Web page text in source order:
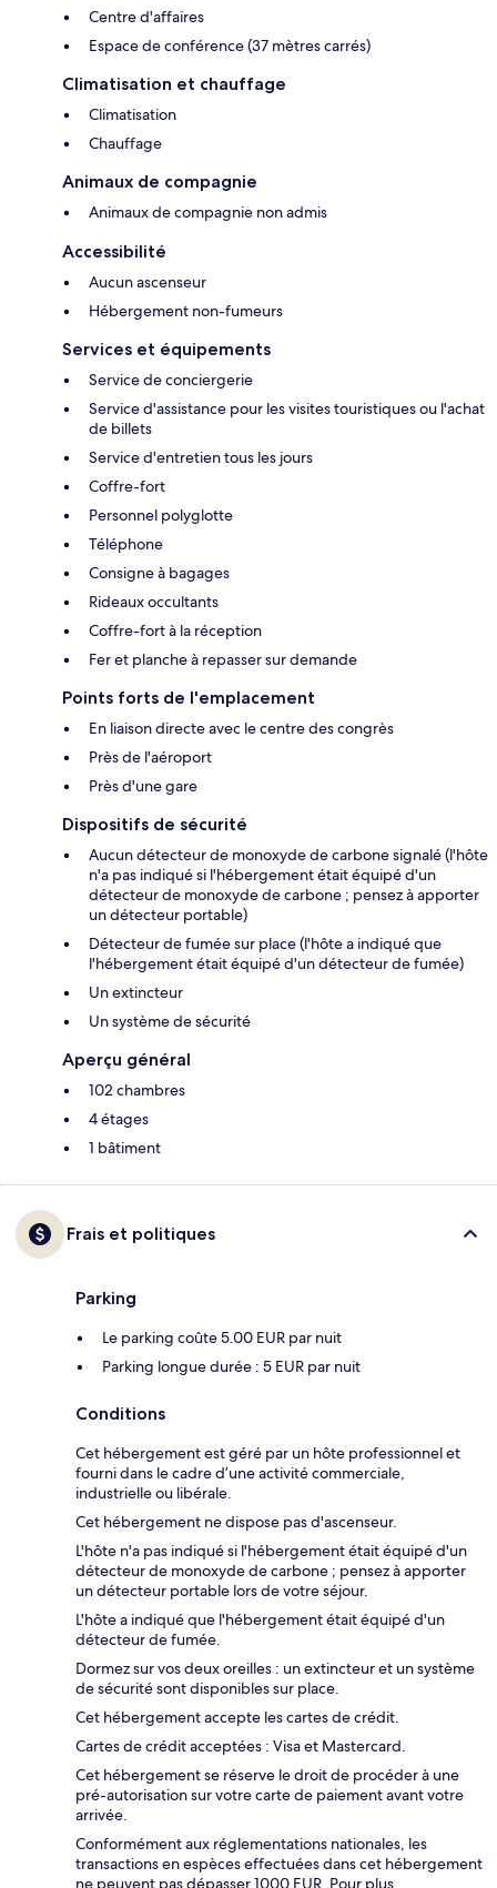
Centre d'affaires
Espace de conférence (37 mètres carrés)
Climatisation et chauffage
Climatisation
Chauffage
Animaux de compagnie
Animaux de compagnie non admis
Accessibilité
Aucun ascenseur
Hébergement non-fumeurs
Services et équipements
Service de conciergerie
Service d'assistance pour les visites touristiques ou l'achat
de billets
Service d'entretien tous les jours
Coffre-fort
Personnel polyglotte
Téléphone
Consigne à bagages
Rideaux occultants
Coffre-fort à la réception
Fer et planche à repasser sur demande
Points forts de l'emplacement
En liaison directe avec le centre des congrès
Près de l'aéroport
Près d'une gare
Dispositifs de sécurité
Aucun détecteur de monoxyde de carbone signalé (l'hôte
n'a pas indiqué si l'hébergement était équipé d'un
détecteur de monoxyde de carbone ; pensez à apporter
un détecteur portable)
Détecteur de fumée sur place (l'hôte a indiqué que
l'hébergement était équipé d'un détecteur de fumée)
Un extincteur
Un système de sécurité
Aperçu général
102 chambres
4 étages
1 bâtiment
Frais et politiques
Parking
Le parking coûte 5.00 EUR par nuit
Parking longue durée : 5 EUR par nuit
Conditions
Cet hébergement est géré par un hôte professionnel et
fourni dans le cadre d’une activité commerciale,
industrielle ou libérale.
Cet hébergement ne dispose pas d'ascenseur.
L'hôte n'a pas indiqué si l'hébergement était équipé d'un
détecteur de monoxyde de carbone ; pensez à apporter
un détecteur portable lors de votre séjour.
L'hôte a indiqué que l'hébergement était équipé d'un
détecteur de fumée.
Dormez sur vos deux oreilles : un extincteur et un système
de sécurité sont disponibles sur place.
Cet hébergement accepte les cartes de crédit.
Cartes de crédit acceptées : Visa et Mastercard.
Cet hébergement se réserve le droit de procéder à une
pré-autorisation sur votre carte de paiement avant votre
arrivée.
Conformément aux réglementations nationales, les
transactions en espèces effectuées dans cet hébergement
ne peuvent pas dépasser 1000 EUR. Pour plus